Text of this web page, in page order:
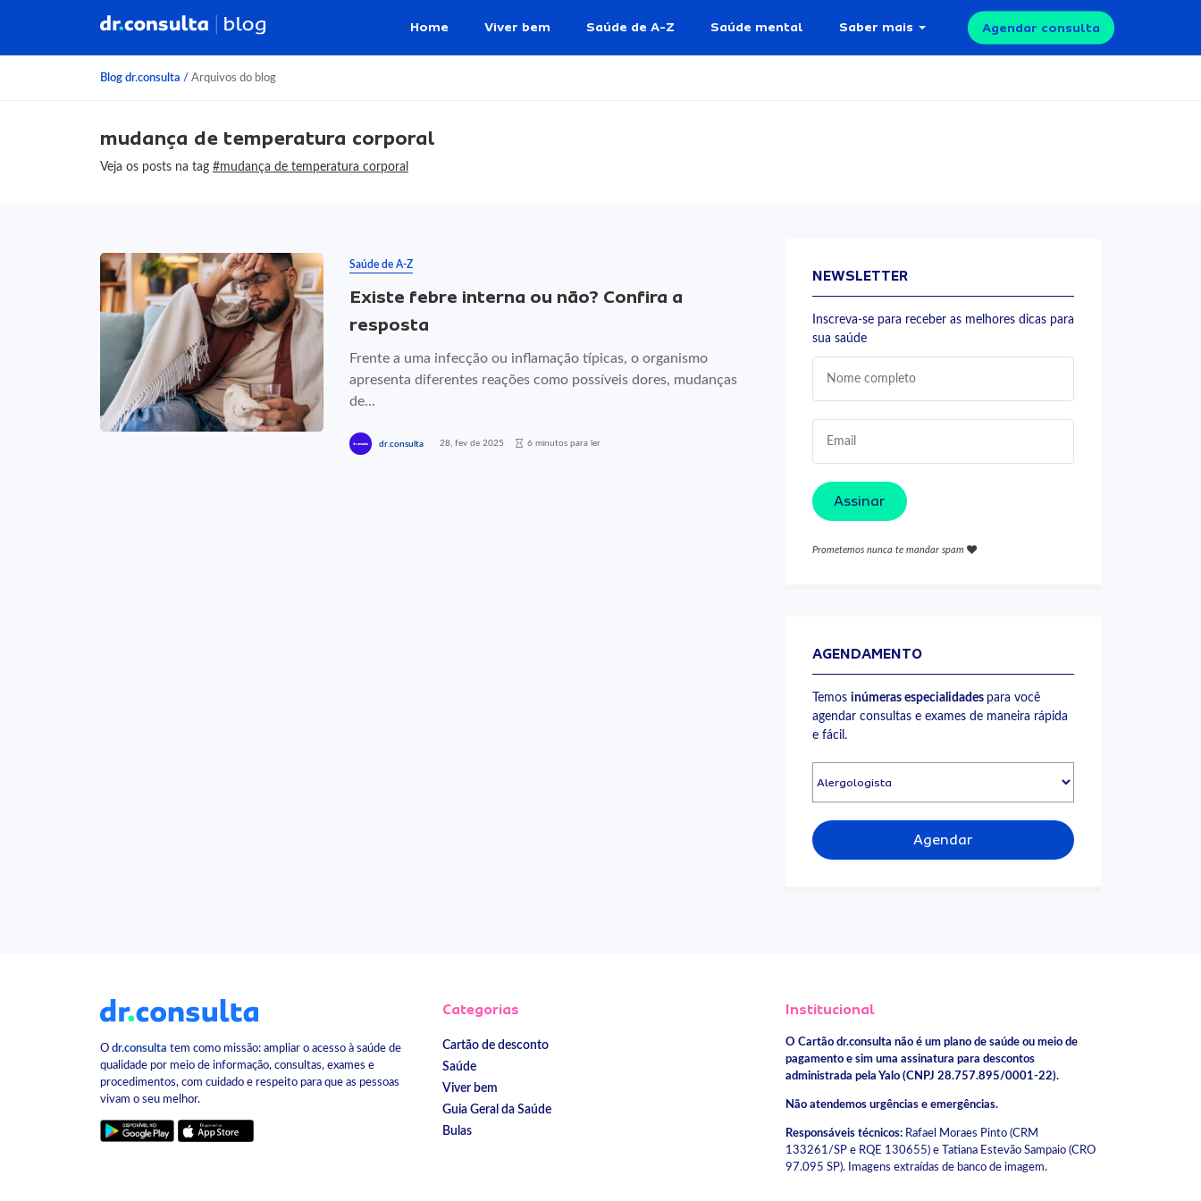
Home Viver bem Saúde de A-Z Saúde mental Saber mais Agendar consulta
Blog dr.consulta / Arquivos do blog
mudança de temperatura corporal
Veja os posts na tag #mudança de temperatura corporal
Saúde de A-Z
Existe febre interna ou não? Confira a
resposta
Frente a uma infecção ou inflamação típicas, o organismo
apresenta diferentes reações como possíveis dores, mudanças
de...
dr.consulta 28, fev de 2025 6 minutos para ler
NEWSLETTER
Inscreva-se para receber as melhores dicas para
sua saúde
Assinar
Prometemos nunca te mandar spam
AGENDAMENTO
Temos inúmeras especialidades para você
agendar consultas e exames de maneira rápida
e fácil.
Agendar
O dr.consulta tem como missão: ampliar o acesso à saúde de
qualidade por meio de informação, consultas, exames e
procedimentos, com cuidado e respeito para que as pessoas
vivam o seu melhor.
Categorias
Cartão de desconto
Saúde
Viver bem
Guia Geral da Saúde
Bulas
Institucional
O Cartão dr.consulta não é um plano de saúde ou meio de
pagamento e sim uma assinatura para descontos
administrada pela Yalo (CNPJ 28.757.895/0001-22).
Não atendemos urgências e emergências.
Responsáveis técnicos:Rafael Moraes Pinto (CRM
133261/SP e RQE 130655) e Tatiana Estevão Sampaio (CRO
97.095 SP). Imagens extraídas de banco de imagem.